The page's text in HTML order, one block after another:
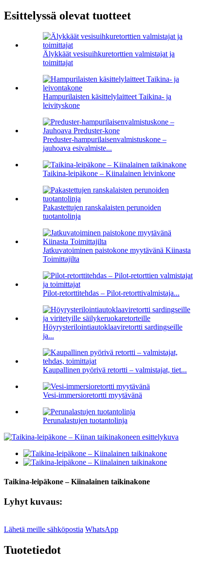
Esittelyssä olevat tuotteet
Älykkäät vesisuihkuretorttien valmistajat ja
toimittajat
Hampurilaisten käsittelylaitteet Taikina- ja
leivityskone
Preduster-hampurilaisenvalmistuskone –
jauhoava esivalmiste...
Taikina-leipäkone – Kiinalainen leivinkone
Pakastettujen ranskalaisten perunoiden
tuotantolinja
Jatkuvatoiminen paistokone myytävänä Kiinasta
Toimittajilta
Pilot-retorttitehdas – Pilot-retorttivalmistaja...
Höyrysterilointiautoklaaviretortti sardingseille
ja...
Kaupallinen pyörivä retortti – valmistajat, tiet...
Vesi-immersioretortti myytävänä
Perunalastujen tuotantolinja
Taikina-leipäkone – Kiinalainen taikinakone
Lyhyt kuvaus:
Lähetä meille sähköpostia WhatsApp
Tuotetiedot